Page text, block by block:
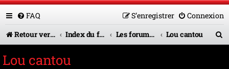
FAQ Connexion
S’enregistrer
Retour vers le site U.A.G.R.
Index du forum Les forums en service Lou cantou
Lou cantou